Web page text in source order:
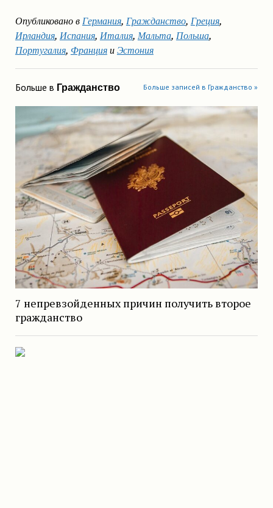
Опубликовано вГермания, Гражданство, Греция,
Ирландия, Испания, Италия, Мальта, Польша,
Португалия, ФранцияиЭстония
Больше в Гражданство Больше записей в Гражданство »
7 непревзойденных причин получить второе
гражданство